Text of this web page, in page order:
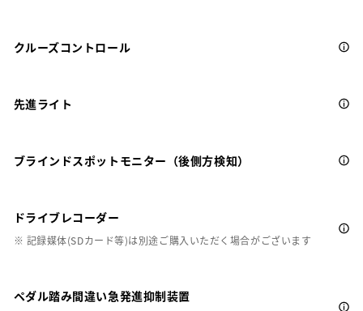
クルーズコントロール
先進ライト
ブラインドスポットモニター（後側方検知）
ドライブレコーダー
※ 記録媒体(SDカード等)は別途ご購入いただく場合がございます
ペダル踏み間違い急発進抑制装置